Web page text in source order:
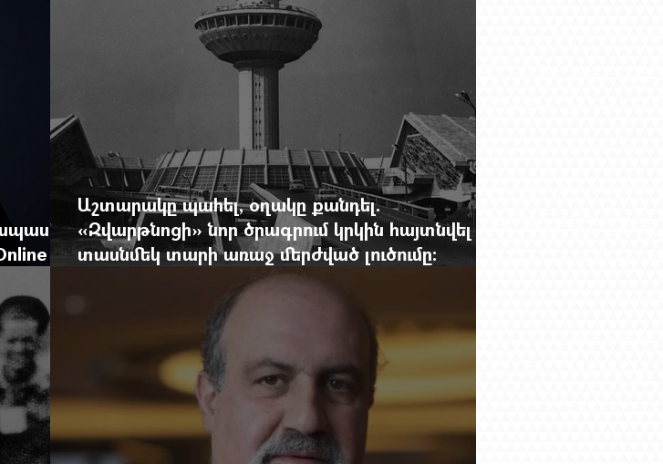
Աշտարակը պահել, օղակը քանդել.
«Զվարթնոցի» նոր ծրագրում կրկին հայտնվել է
տասնմեկ տարի առաջ մերժված լուծումը:
Yerevan Online Mag.-ի մեծ ռեպորտաժը